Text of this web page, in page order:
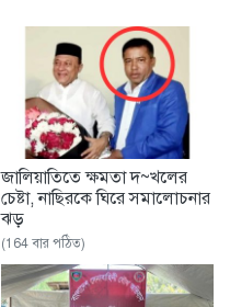
জালিয়াতিতে ক্ষমতা দ~খলের
চেষ্টা, নাছিরকে ঘিরে সমালোচনার
ঝড়
(164 বার পঠিত)